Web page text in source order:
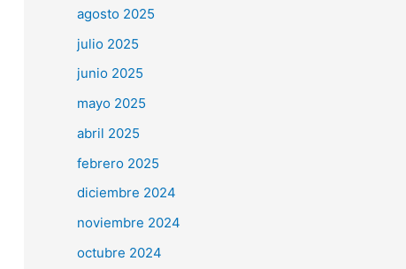
agosto 2025
julio 2025
junio 2025
mayo 2025
abril 2025
febrero 2025
diciembre 2024
noviembre 2024
octubre 2024